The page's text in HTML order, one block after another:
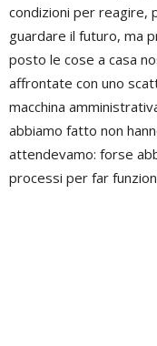
condizioni per reagire,
guardare il futuro, ma
posto le cose a casa
affrontate con uno
macchina
abbiamo fatto non
attendevamo: forse
processi per far